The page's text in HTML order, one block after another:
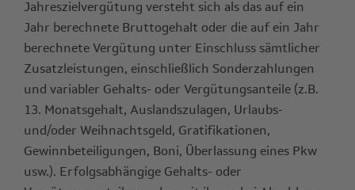
Jahreszielvergütung versteht sich als das auf ein
Jahr berechnete Bruttogehalt oder die auf ein Jahr
berechnete Vergütung unter Einschluss sämtlicher
Zusatzleistungen, einschließlich Sonderzahlungen
und variabler Gehalts- oder Vergütungsanteile (z.B.
13. Monatsgehalt, Auslandszulagen, Urlaubs-
und/oder Weihnachtsgeld, Gratifikationen,
Gewinnbeteiligungen, Boni, Überlassung eines Pkw
usw.). Erfolgsabhängige Gehalts- oder